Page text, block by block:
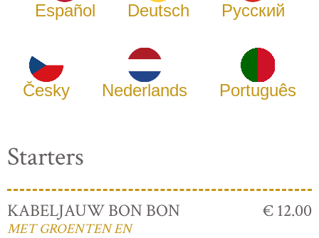
Español Deutsch Русский
Česky Nederlands Português
Starters
KABELJAUW BON BON
MET GROENTEN EN
€ 12.00